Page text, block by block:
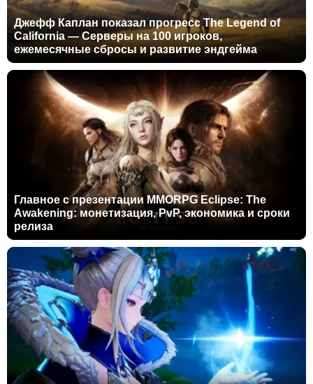
Джефф Каплан показал прогресс The Legend of
California — Серверы на 100 игроков,
ежемесячные сбросы и развитие эндгейма
Главное с презентации MMORPG Eclipse: The
Awakening: монетизация, PvP, экономика и сроки
релиза